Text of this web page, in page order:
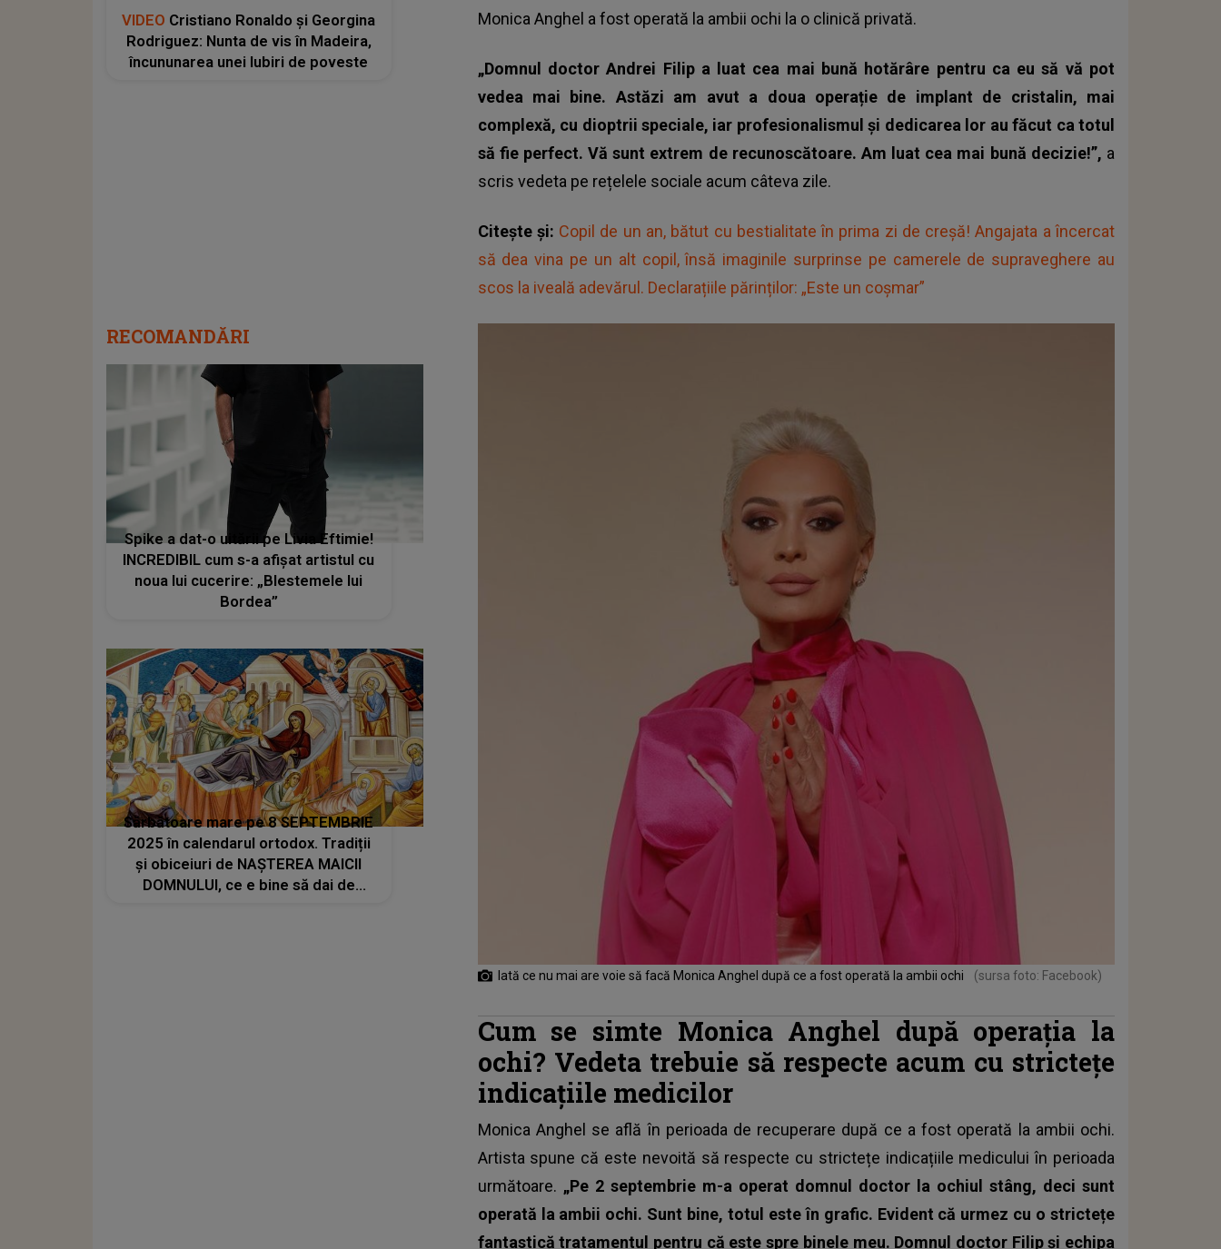
Monica Anghel a fost operată la ambii ochi la o clinică privată.
„Domnul doctor Andrei Filip a luat cea mai bună hotărâre pentru ca eu să vă pot
vedea mai bine. Astăzi am avut a doua operație de implant de cristalin, mai
complexă, cu dioptrii speciale, iar profesionalismul și dedicarea lor au făcut ca totul
să fie perfect. Vă sunt extrem de recunoscătoare. Am luat cea mai bună decizie!”, a
scris vedeta pe rețelele sociale acum câteva zile.
Citește și: Copil de un an, bătut cu bestialitate în prima zi de creșă! Angajata a încercat
să dea vina pe un alt copil, însă imaginile surprinse pe camerele de supraveghere au
scos la iveală adevărul. Declarațiile părinților: „Este un coșmar”
Iată ce nu mai are voie să facă Monica Anghel după ce a fost operată la ambii ochi (sursa foto: Facebook)
Cum se simte Monica Anghel după operația la
ochi? Vedeta trebuie să respecte acum cu strictețe
indicațiile medicilor
Monica Anghel se află în perioada de recuperare după ce a fost operată la ambii ochi.
Artista spune că este nevoită să respecte cu strictețe indicațiile medicului în perioada
următoare. „Pe 2 septembrie m-a operat domnul doctor la ochiul stâng, deci sunt
operată la ambii ochi. Sunt bine, totul este în grafic. Evident că urmez cu o strictețe
fantastică tratamentul pentru că este spre binele meu. Domnul doctor Filip și echipa
VIDEO Cristiano Ronaldo și Georgina
Rodriguez: Nunta de vis în Madeira,
încununarea unei Iubiri de poveste
RECOMANDĂRI
Spike a dat-o uitării pe Livia Eftimie!
INCREDIBIL cum s-a afișat artistul cu
noua lui cucerire: „Blestemele lui
Bordea”
Sărbătoare mare pe 8 SEPTEMBRIE
2025 în calendarul ortodox. Tradiții
și obiceiuri de NAȘTEREA MAICII
DOMNULUI, ce e bine să dai de